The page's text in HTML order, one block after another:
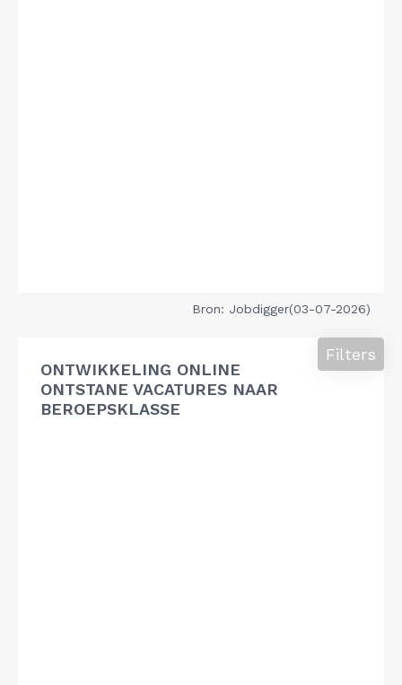
Bron: Jobdigger(03-07-2026)
ONTWIKKELING ONLINE
ONTSTANE VACATURES NAAR
BEROEPSKLASSE
Filters